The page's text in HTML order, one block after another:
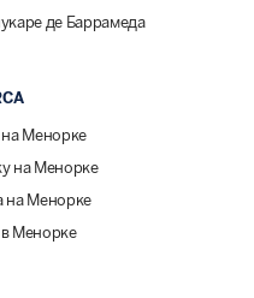
де Баррамеда
Менорке
на Менорке
на Менорке
Менорке